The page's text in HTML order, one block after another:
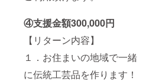
④支援金額300,000円
【リターン内容】
１．お住まいの地域で一緒
に伝統工芸品を作ります！